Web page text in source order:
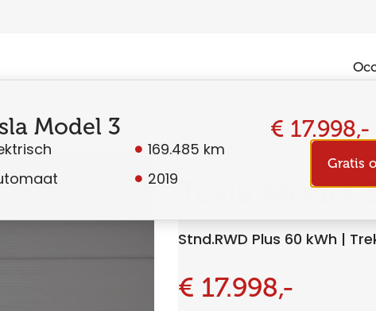
Tesla Model
Stnd.RWD Plus 60 kWh |
€ 17.998,-
Model 3
169.485 km
2019
€ 17.998,-
Gratis